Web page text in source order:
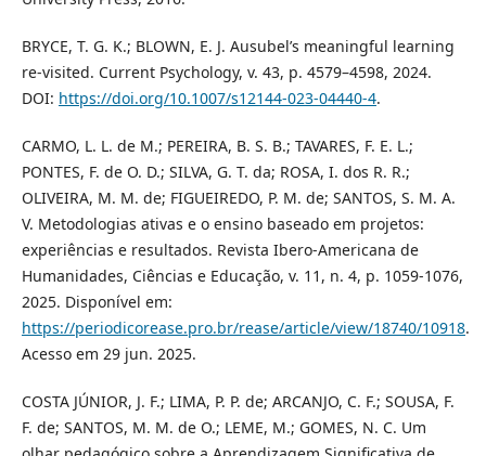
BRYCE, T. G. K.; BLOWN, E. J. Ausubel’s meaningful learning
re-visited. Current Psychology, v. 43, p. 4579–4598, 2024.
DOI: https://doi.org/10.1007/s12144-023-04440-4.
CARMO, L. L. de M.; PEREIRA, B. S. B.; TAVARES, F. E. L.;
PONTES, F. de O. D.; SILVA, G. T. da; ROSA, I. dos R. R.;
OLIVEIRA, M. M. de; FIGUEIREDO, P. M. de; SANTOS, S. M. A.
V. Metodologias ativas e o ensino baseado em projetos:
experiências e resultados. Revista Ibero-Americana de
Humanidades, Ciências e Educação, v. 11, n. 4, p. 1059-1076,
2025. Disponível em:
https://periodicorease.pro.br/rease/article/view/18740/10918.
Acesso em 29 jun. 2025.
COSTA JÚNIOR, J. F.; LIMA, P. P. de; ARCANJO, C. F.; SOUSA, F.
F. de; SANTOS, M. M. de O.; LEME, M.; GOMES, N. C. Um